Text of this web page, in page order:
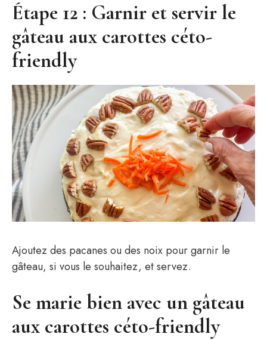
Étape 12 : Garnir et servir le
gâteau aux carottes céto-
friendly
Ajoutez des pacanes ou des noix pour garnir le
gâteau, si vous le souhaitez, et servez.
Se marie bien avec un gâteau
aux carottes céto-friendly